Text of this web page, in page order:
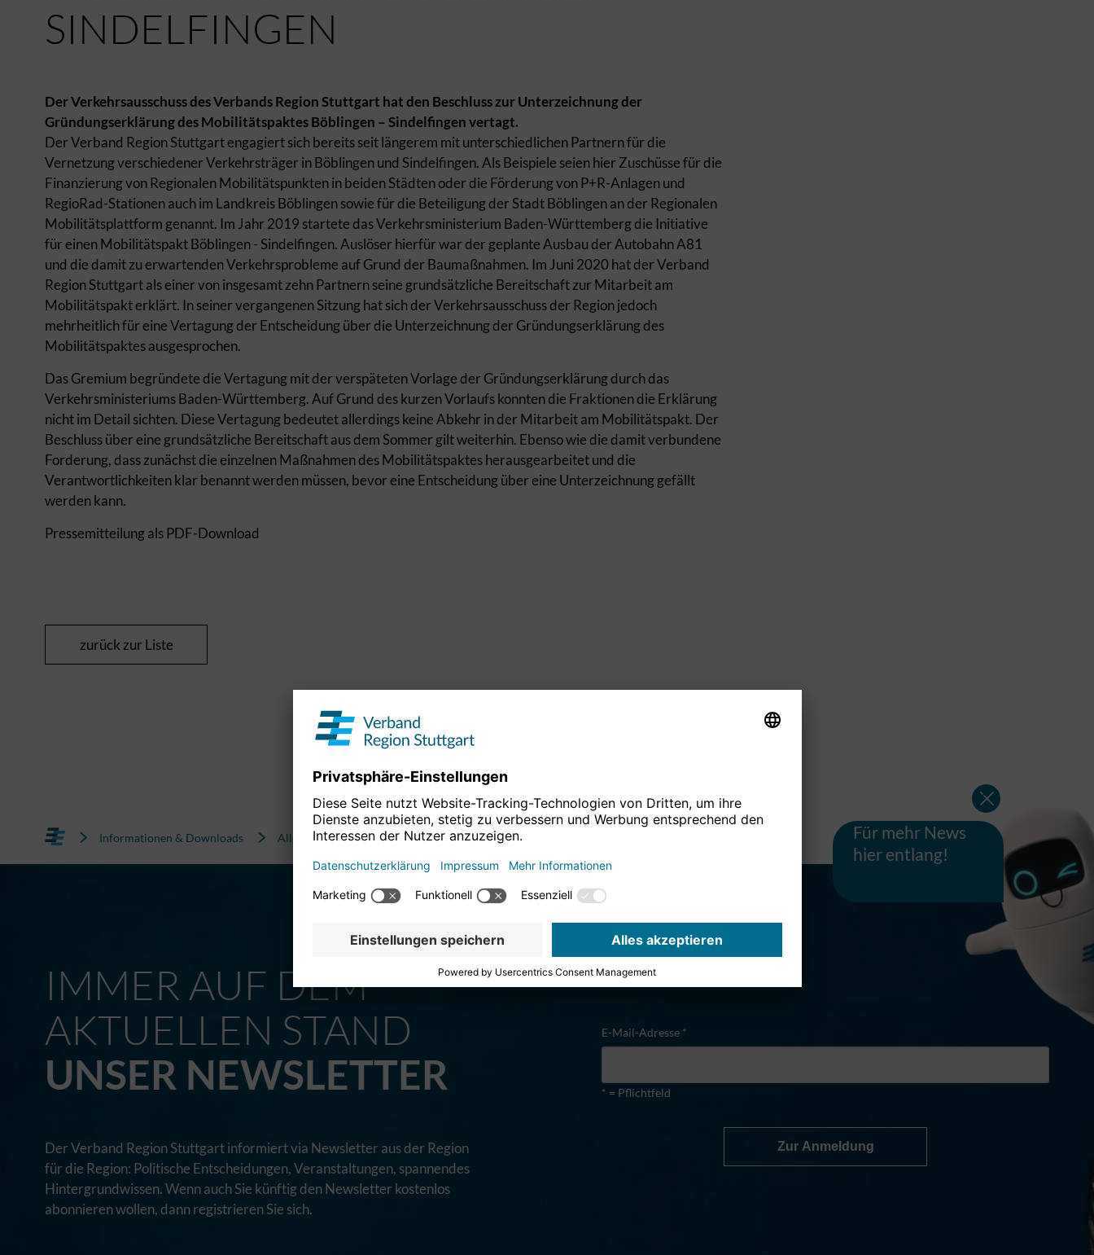
SINDELFINGEN
Der Verkehrsausschuss des Verbands Region Stuttgart hat den Beschluss zur Unterzeichnung der
Gründungserklärung des Mobilitätspaktes Böblingen – Sindelfingen vertagt.
Der Verband Region Stuttgart engagiert sich bereits seit längerem mit unterschiedlichen Partnern für die
Vernetzung verschiedener Verkehrsträger in Böblingen und Sindelfingen. Als Beispiele seien hier Zuschüsse für die
Finanzierung von Regionalen Mobilitätspunkten in beiden Städten oder die Förderung von P+R-Anlagen und
RegioRad-Stationen auch im Landkreis Böblingen sowie für die Beteiligung der Stadt Böblingen an der Regionalen
Mobilitätsplattform genannt. Im Jahr 2019 startete das Verkehrsministerium Baden-Württemberg die Initiative
für einen Mobilitätspakt Böblingen - Sindelfingen. Auslöser hierfür war der geplante Ausbau der Autobahn A81
und die damit zu erwartenden Verkehrsprobleme auf Grund der Baumaßnahmen. Im Juni 2020 hat der Verband
Region Stuttgart als einer von insgesamt zehn Partnern seine grundsätzliche Bereitschaft zur Mitarbeit am
Mobilitätspakt erklärt. In seiner vergangenen Sitzung hat sich der Verkehrsausschuss der Region jedoch
mehrheitlich für eine Vertagung der Entscheidung über die Unterzeichnung der Gründungserklärung des
Mobilitätspaktes ausgesprochen.
Das Gremium begründete die Vertagung mit der verspäteten Vorlage der Gründungserklärung durch das
Verkehrsministeriums Baden-Württemberg. Auf Grund des kurzen Vorlaufs konnten die Fraktionen die Erklärung
nicht im Detail sichten. Diese Vertagung bedeutet allerdings keine Abkehr in der Mitarbeit am Mobilitätspakt. Der
Beschluss über eine grundsätzliche Bereitschaft aus dem Sommer gilt weiterhin. Ebenso wie die damit verbundene
Forderung, dass zunächst die einzelnen Maßnahmen des Mobilitätspaktes herausgearbeitet und die
Verantwortlichkeiten klar benannt werden müssen, bevor eine Entscheidung über eine Unterzeichnung gefällt
werden kann.
Pressemitteilung als PDF-Download
zurück zur Liste
Für mehr News
hier entlang!
Informationen & Downloads Alle News
IMMER AUF DEM
AKTUELLEN STAND
UNSER NEWSLETTER
Der Verband Region Stuttgart informiert via Newsletter aus der Region
für die Region: Politische Entscheidungen, Veranstaltungen, spannendes
Hintergrundwissen. Wenn auch Sie künftig den Newsletter kostenlos
abonnieren wollen, dann registrieren Sie sich.
E-Mail-Adresse *
* = Pflichtfeld
Zur Anmeldung